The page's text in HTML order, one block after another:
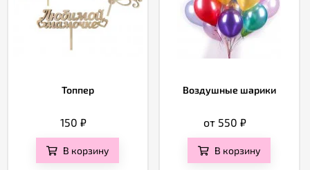
Топпер
150₽
В корзину
Воздушные шарики
от 550₽
В корзину